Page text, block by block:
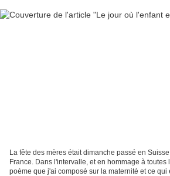
La fête des mères était dimanche passé en
France. Dans l'intervalle, et en hommage à toutes
poème que j'ai composé sur la maternité et ce qui